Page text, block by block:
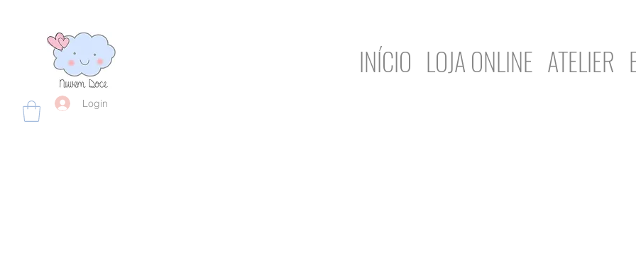
Login
INÍCIO LOJA ONLINE ATELIER